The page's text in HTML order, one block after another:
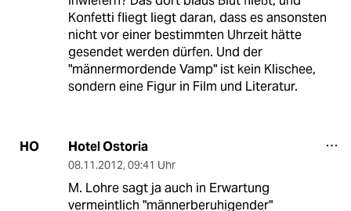
Konfetti fliegt liegt daran, dass es ansonsten
nicht vor einer bestimmten Uhrzeit hätte
gesendet werden dürfen. Und der
"männermordende Vamp" ist kein Klischee,
sondern eine Figur in Film und Literatur.
HO Hotel Ostoria
08.11.2012, 09:41 Uhr
M. Lohre sagt ja auch in Erwartung
vermeintlich "männerberuhigender"